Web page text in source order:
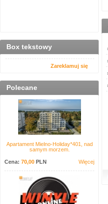
Box tekstowy
Zareklamuj się
Polecane
Apartament Mielno-Holiday*401, nad
samym morzem.
Cena: 70,00 PLN Więcej